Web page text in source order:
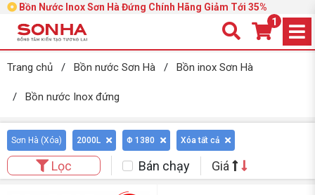
Bồn Nước Inox Sơn Hà Đứng Chính Hãng Giảm Tới 35%
1
Trang chủ / Bồn nước Sơn Hà / Bồn inox Sơn Hà
/ Bồn nước Inox đứng
Sơn Hà (Xóa) 2000L Φ 1380 Xóa tất cả
Lọc Bán chạy Giá